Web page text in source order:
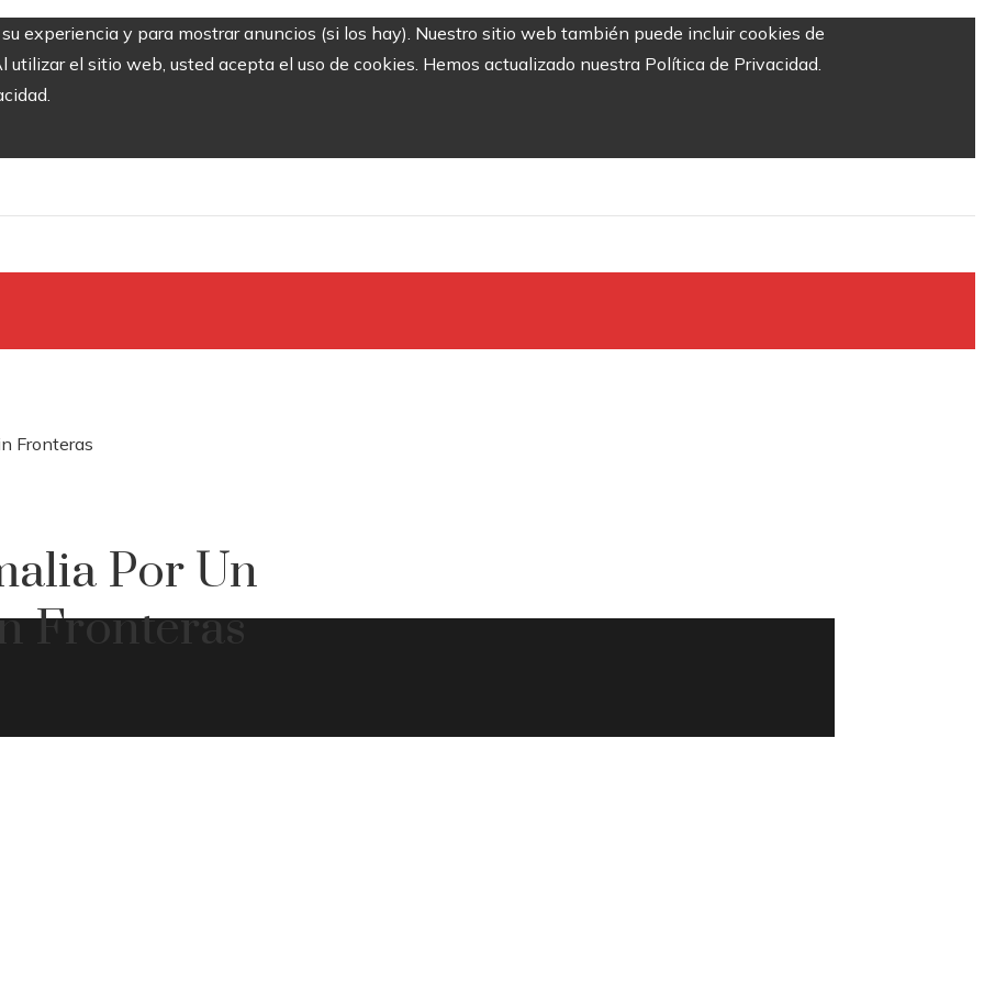
experiencia y para mostrar anuncios (si los hay). Nuestro sitio web también puede incluir cookies de
utilizar el sitio web, usted acepta el uso de cookies. Hemos actualizado nuestra Política de Privacidad.
Fronteras
Por Un
Fronteras